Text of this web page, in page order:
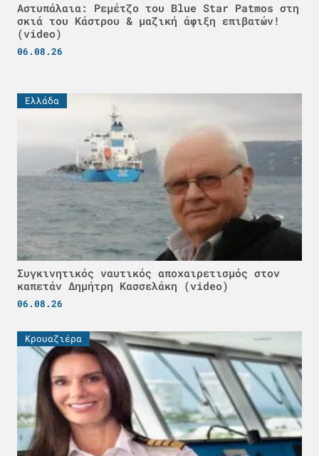
Αστυπάλαια: Ρεμέτζο του Blue Star Patmos στη
σκιά του Κάστρου & μαζική άφιξη επιβατών!
(video)
06.08.26
Ελλάδα
Συγκινητικός ναυτικός αποχαιρετισμός στον
καπετάν Δημήτρη Κασσελάκη (video)
06.08.26
Κρουαζιέρα